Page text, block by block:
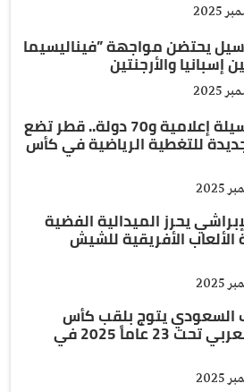
يحتضن مواجهة ”فيناليسيما
1300 وسيلة إعلامية و70 دولة.. قطر تضع
للتغطية الرياضية في كأس
يحرز الميدالية الفضية
الأفريقية للشيش
السعودي يتوج بلقب كأس
الخليج العربي تحت 23 عاماً 2025 في